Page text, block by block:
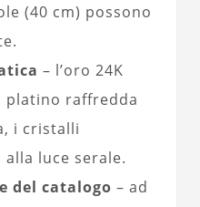
(40 cm) possono
– l’oro 24K
platino raffredda
i cristalli
luce serale.
del catalogo – ad